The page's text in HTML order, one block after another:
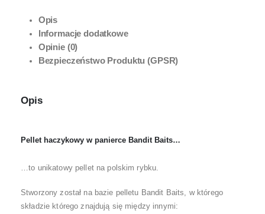
Opis
Informacje dodatkowe
Opinie (0)
Bezpieczeństwo Produktu (GPSR)
Opis
Pellet haczykowy w panierce Bandit Baits…
…to unikatowy pellet na polskim rybku.
Stworzony został na bazie pelletu Bandit Baits, w którego
składzie którego znajdują się między innymi: